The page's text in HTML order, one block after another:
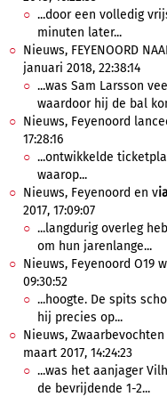
...door een volledig
minuten later...
Nieuws, FEYENOORD
januari 2018, 22:38:14
...was Sam Larsson
waardoor hij de bal
Nieuws, Feyenoord
17:28:16
...ontwikkelde
waarop...
Nieuws, Feyenoord en v
2017, 17:09:07
...langdurig overleg
om hun jarenlange...
Nieuws, Feyenoord O19
09:30:52
...hoogte. De spits
hij precies op...
Nieuws,
maart 2017, 14:24:23
...was het aanjager
de bevrijdende 1-2...